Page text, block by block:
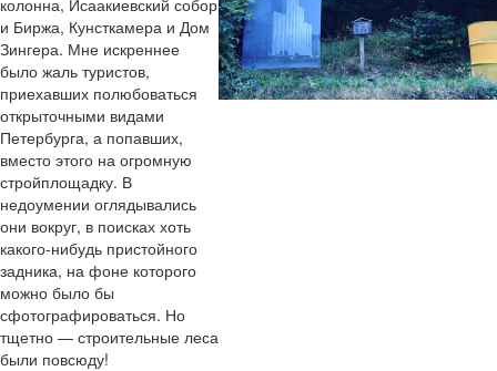
и Биржа, Кунсткамера и Дом
Зингера. Мне искреннее
было жаль туристов,
приехавших полюбоваться
открыточными видами
Петербурга, а попавших,
вместо этого на огромную
стройплощадку. В
недоумении оглядывались
они вокруг, в поисках хоть
какого-нибудь пристойного
задника, на фоне которого
можно было бы
сфотографироваться. Но
тщетно — строительные леса
были повсюду!